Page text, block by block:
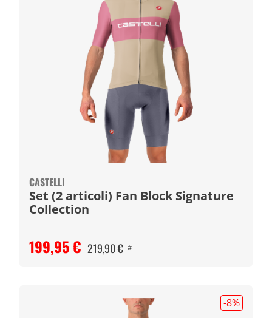
CASTELLI
Set (2 articoli) Fan Block Signature
Collection
199,95 € 219,90 € #
-8%